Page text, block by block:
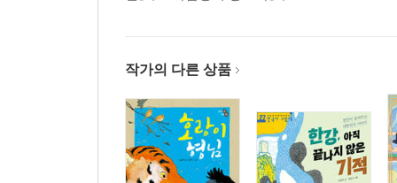
작가의 다른 상품